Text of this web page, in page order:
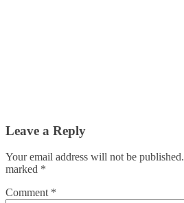
Leave a Reply
Your email address will not be published.
marked *
Comment *